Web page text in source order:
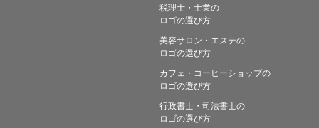
税理士・士業の
ロゴの選び方
美容サロン・エステの
ロゴの選び方
カフェ・コーヒーショップの
ロゴの選び方
行政書士・司法書士の
ロゴの選び方